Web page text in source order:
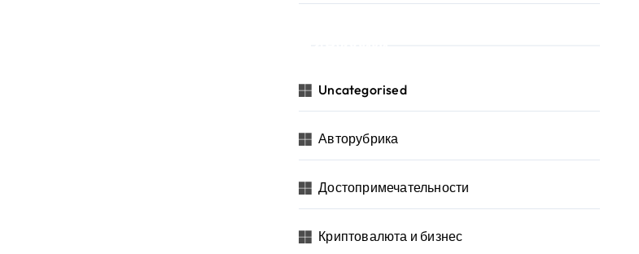
Uncategorised
Авторубрика
Достопримечательности
Криптовалюта и бизнес